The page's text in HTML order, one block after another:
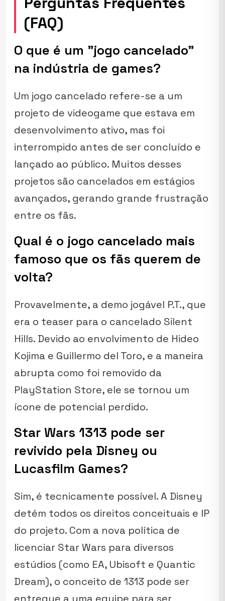
(FAQ)
O que é um "jogo cancelado"
na indústria de games?
Um jogo cancelado refere-se a um
projeto de videogame que estava em
desenvolvimento ativo, mas foi
interrompido antes de ser concluído e
lançado ao público. Muitos desses
projetos são cancelados em estágios
avançados, gerando grande frustração
entre os fãs.
Qual é o jogo cancelado mais
famoso que os fãs querem de
volta?
Provavelmente, a demo jogável P.T., que
era o teaser para o cancelado Silent
Hills. Devido ao envolvimento de Hideo
Kojima e Guillermo del Toro, e a maneira
abrupta como foi removido da
PlayStation Store, ele se tornou um
ícone de potencial perdido.
Star Wars 1313 pode ser
revivido pela Disney ou
Lucasfilm Games?
Sim, é tecnicamente possível. A Disney
detém todos os direitos conceituais e IP
do projeto. Com a nova política de
licenciar Star Wars para diversos
estúdios (como EA, Ubisoft e Quantic
Dream), o conceito de 1313 pode ser